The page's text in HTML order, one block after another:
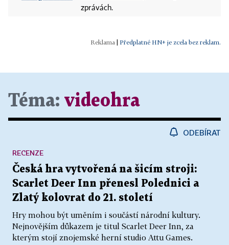
zprávách.
Předplatné HN+ je zcela bez reklam.
Téma: videohra
ODEBÍRAT
Česká hra vytvořená na šicím stroji:
Scarlet Deer Inn přenesl Polednici a
Zlatý kolovrat do 21. století
Hry mohou být uměním i součástí národní kultury.
Nejnovějším důkazem je titul Scarlet Deer Inn, za
kterým stojí znojemské herní studio Attu Games.
RECENZE